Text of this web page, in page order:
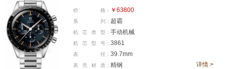
价 格： ￥63800
系 列： 超霸
机 芯 类 型： 手动机械
机 芯 型 号： 3861
表 径： 39.7mm
表 壳 材 质： 精钢 详情 >